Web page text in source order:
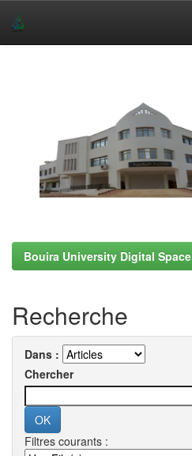
Bouira University Digital Space
Recherche
Dans :
Chercher
Filtres courants :